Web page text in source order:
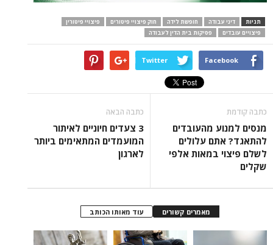
תגיות דיני עבודה חופשת לידה חוק פיצויי פיטורים
פיצויי פיטורין
פיצויים עובדים
פסיקות בית הדין לעבודה
Facebook
Twitter
כתבה קודמת
מנסים למנוע מהעובדים
להתאגד? אתם עלולים
לשלם פיצוי במאות אלפי
שקלים
כתבה הבאה
3 צעדים חיוניים לאיתור
המועמדים המתאימים ביותר
לארגון
מאמרים קשורים עוד מאותו הכותב